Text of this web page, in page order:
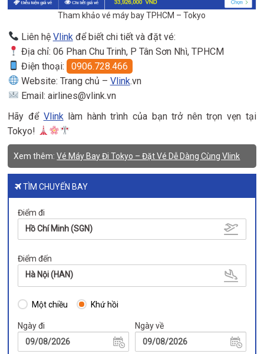
Tham khảo vé máy bay TPHCM – Tokyo
Liên hệ Vlinkđể biết chi tiết và đặt vé:
Địa chỉ: 06 Phan Chu Trinh, P Tân Sơn Nhì, TPHCM
Điện thoại:
0906.728.466
Website: Trang chủ – Vlink.vn
Email: airlines@vlink.vn
Hãy để Vlinklàm hành trình của bạn trở nên trọn vẹn tại
Tokyo!
Xem thêm:Vé Máy Bay Đi Tokyo – Đặt Vé Dễ Dàng Cùng Vlink
TÌM CHUYẾN BAY
Điểm đi
Hồ Chí Minh (SGN)
Điểm đến
Hà Nội (HAN)
Một chiều Khứ hồi
Ngày đi Ngày về